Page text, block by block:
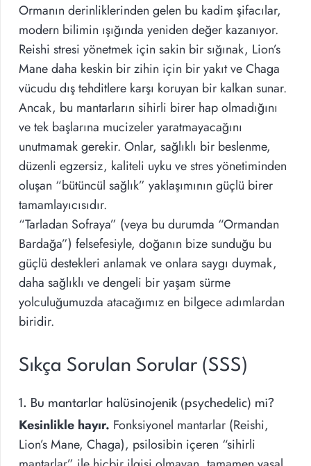
Ormanın derinliklerinden gelen bu kadim şifacılar,
modern bilimin ışığında yeniden değer kazanıyor.
Reishi stresi yönetmek için sakin bir sığınak, Lion’s
Mane daha keskin bir zihin için bir yakıt ve Chaga
vücudu dış tehditlere karşı koruyan bir kalkan sunar.
Ancak, bu mantarların sihirli birer hap olmadığını
ve tek başlarına mucizeler yaratmayacağını
unutmamak gerekir. Onlar, sağlıklı bir beslenme,
düzenli egzersiz, kaliteli uyku ve stres yönetiminden
oluşan “bütüncül sağlık” yaklaşımının güçlü birer
tamamlayıcısıdır.
“Tarladan Sofraya” (veya bu durumda “Ormandan
Bardağa”) felsefesiyle, doğanın bize sunduğu bu
güçlü destekleri anlamak ve onlara saygı duymak,
daha sağlıklı ve dengeli bir yaşam sürme
yolculuğumuzda atacağımız en bilgece adımlardan
biridir.
Sıkça Sorulan Sorular (SSS)
1. Bu mantarlar halüsinojenik (psychedelic) mi?
Kesinlikle hayır. Fonksiyonel mantarlar (Reishi,
Lion’s Mane, Chaga), psilosibin içeren “sihirli